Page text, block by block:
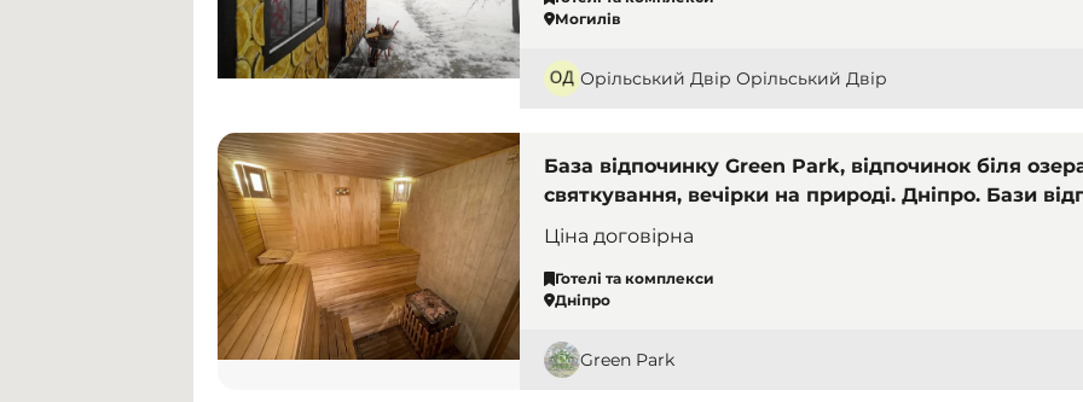
Могилів
Орільський Двір Орільський Двір
База відпочинку Green Park, відпочинок біля
святкування, вечірки на природі. Дніпро. Бази
комплекси
Ціна договірна
Готелі та комплекси
Дніпро
Green Park